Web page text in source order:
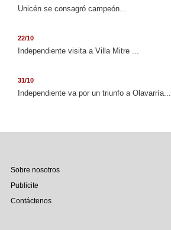
Unicén se consagró campeón...
22/10
Independiente visita a Villa Mitre ...
31/10
Independiente va por un triunfo a Olavarría...
Sobre nosotros
Publicite
Contáctenos